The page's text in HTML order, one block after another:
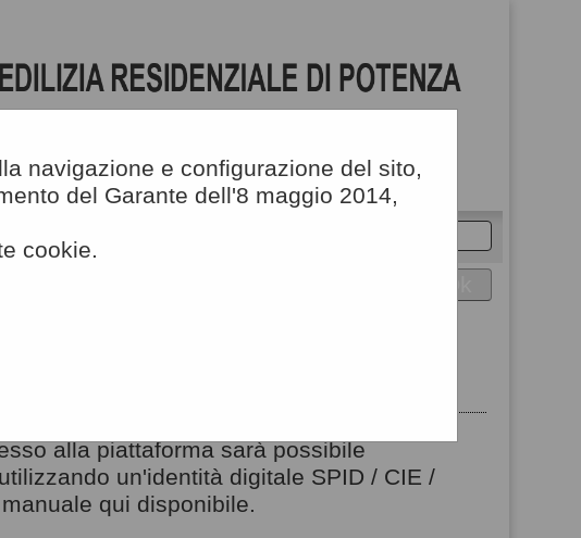
Alto contrasto
navigazione e configurazione del sito,
del Garante dell'8 maggio 2014,
cookie.
DI ACCESSO
alla piattaforma sarà possibile
un'identità digitale SPID / CIE /
qui disponibile.